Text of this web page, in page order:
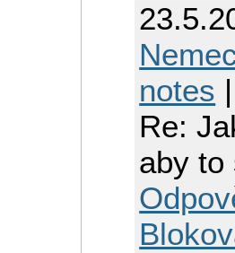
notes
Re:
aby to